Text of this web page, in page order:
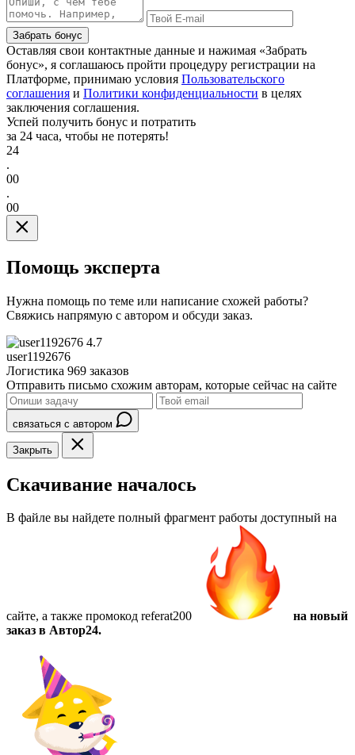
Забрать бонус
Оставляя свои контактные данные и нажимая «Забрать
бонус», я соглашаюсь пройти процедуру регистрации на
Платформе, принимаю условия Пользовательского
соглашения и Политики конфиденциальности в целях
заключения соглашения.
Успей получить бонус и потратить
за 24 часа, чтобы не потерять!
24
.
00
.
00
Помощь эксперта
Нужна помощь по теме или написание схожей работы?
Свяжись напрямую с автором и обсуди заказ.
4.7
user1192676
Логистика 969 заказов
Отправить письмо схожим авторам, которые сейчас на сайте
связаться с автором
Закрыть
Скачивание началось
В файле вы найдете полный фрагмент работы доступный на
сайте, а также промокод referat200
на новый
заказ в Автор24.